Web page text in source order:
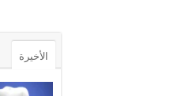
الأخيرة